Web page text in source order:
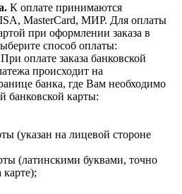
К оплате принимаются
MasterCard, МИР. Для оплаты
при оформлении заказа в
способ оплаты:
оплате заказа банковской
происходит на
банка, где Вам необходимо
банковской карты:
(указан на лицевой стороне
(латинскими буквами, точно
карте);